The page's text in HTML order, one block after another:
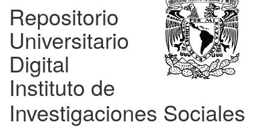
Repositorio
Universitario
Digital
Instituto de
Investigaciones Sociales